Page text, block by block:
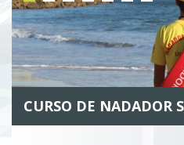
CURSO DE NADADOR